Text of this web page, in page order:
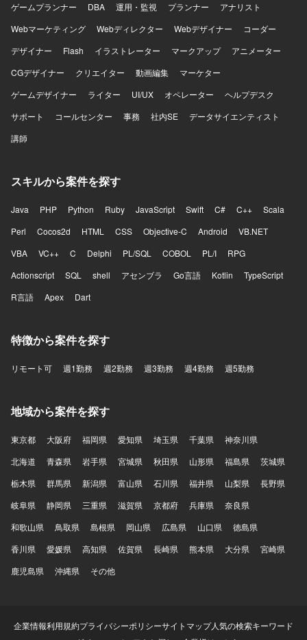
ゲームプランナー
DBA 運用・監視 プランナー
アナリスト
Webマーケティング
Webディレクター Webデザイナー
コーダー
デザイナー
Flash イラストレーター マークアップ
アニメーター
CGデザイナー
クリエイター 動画編集
マーケター
ゲームデザイナー
ライター UI/UX オペレーター
ヘルプデスク
サポート
コールセンター 事務 社内SE
データサイエンティスト
講師
スキルから案件を探す
Java PHP Python Ruby JavaScript Swift C# C++
Scala
Perl
Cocos2d HTML CSS Objective-C Android
VB.NET
VBA
VC++ C Delphi PL/SQL COBOL PL/I
RPG
Actionscript
SQL shell アセンブラ Go言語 Kotlin
TypeScript
R言語
Apex Dart
特徴から案件を探す
リモート可 週1勤務 週2勤務 週3勤務 週4勤務 週5勤務
地域から案件を探す
東京都 大阪府 福岡県 愛知県 埼玉県 千葉県
神奈川県
北海道
青森県 岩手県 宮城県 秋田県 山形県 福島県
茨城県
栃木県
群馬県 新潟県 富山県 石川県 福井県 山梨県
長野県
岐阜県
静岡県 三重県 滋賀県 京都府 兵庫県
奈良県
和歌山県
鳥取県 島根県 岡山県 広島県 山口県
徳島県
香川県
愛媛県 高知県 佐賀県 長崎県 熊本県 大分県
宮崎県
鹿児島県
沖縄県 その他
企業情報利用規約プライバシーポリシーサイトマップ人気の検索キーワード